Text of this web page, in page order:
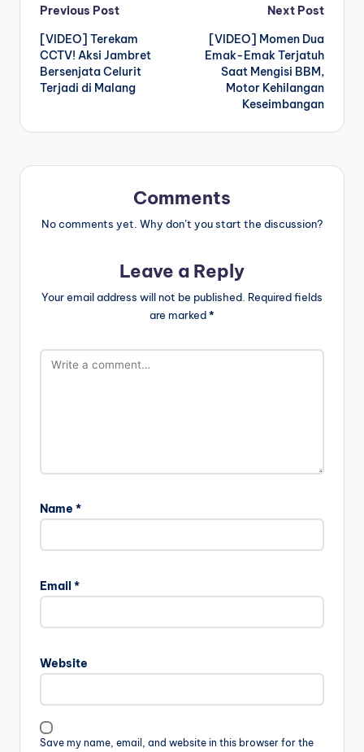
Post
navigation
Previous Post
[VIDEO] Terekam
CCTV! Aksi Jambret
Bersenjata Celurit
Terjadi di Malang
Next Post
[VIDEO] Momen Dua
Emak-Emak Terjatuh
Saat Mengisi BBM,
Motor Kehilangan
Keseimbangan
Comments
No comments yet. Why don’t you start the discussion?
Leave a Reply
Your email address will not be published. Required fields
are marked*
Name *
Email *
Website
Save my name, email, and website in this browser for the